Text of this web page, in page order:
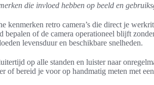
die invloed hebben op beeld en
kenmerken retro camera’s die direct je
bepalen of de camera operationeel blijft
levensduur en beschikbare snelheden.
op alle standen en luister naar
of bereid je voor op handmatig meten met